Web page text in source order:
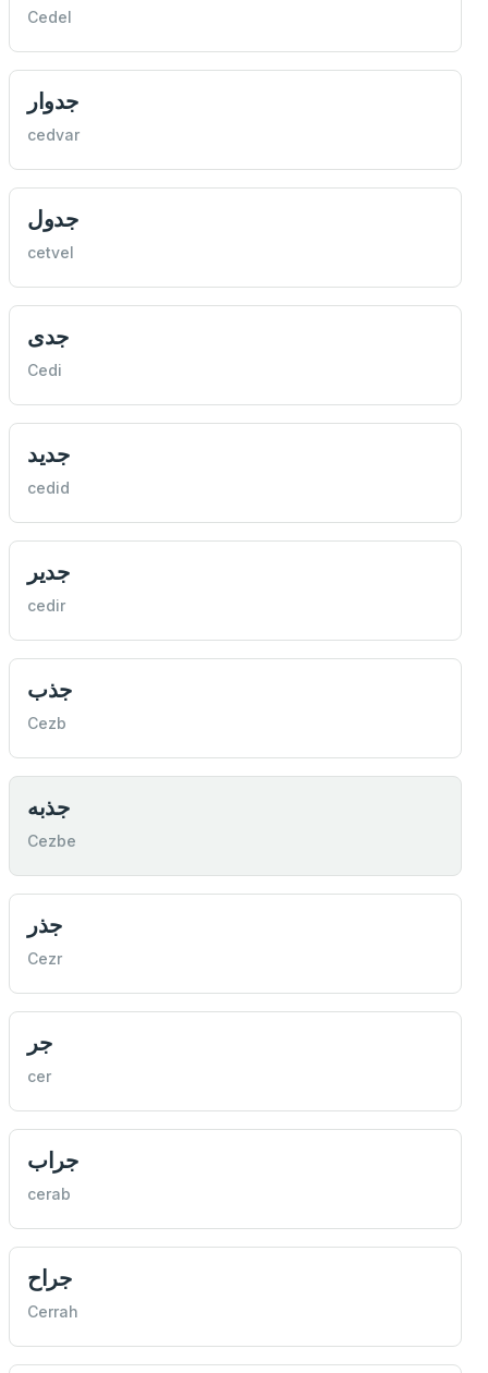
Cedel
جدوار
cedvar
جدول
cetvel
جدی
Cedi
جديد
cedid
جدير
cedir
جذب
Cezb
جذبه
Cezbe
جذر
Cezr
جر
cer
جراب
cerab
جراح
Cerrah